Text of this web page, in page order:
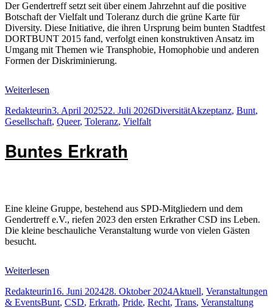
Der Gendertreff setzt seit über einem Jahrzehnt auf die positive
Botschaft der Vielfalt und Toleranz durch die grüne Karte für
Diversity. Diese Initiative, die ihren Ursprung beim bunten Stadtfest
DORTBUNT 2015 fand, verfolgt einen konstruktiven Ansatz im
Umgang mit Themen wie Transphobie, Homophobie und anderen
Formen der Diskriminierung.
Weiterlesen
Autor
RedakteurinVeröffentlicht
am
3. April 202522. Juli 2026Kategorien
DiversitätSchlagwörter
Akzeptanz, Bunt,
Gesellschaft, Queer, Toleranz, Vielfalt
Buntes Erkrath
Eine kleine Gruppe, bestehend aus SPD-Mitgliedern und dem
Gendertreff e.V., riefen 2023 den ersten Erkrather CSD ins Leben.
Die kleine beschauliche Veranstaltung wurde von vielen Gästen
besucht.
Weiterlesen
Autor
RedakteurinVeröffentlicht
am
16. Juni 202428. Oktober 2024Kategorien
Aktuell, Veranstaltungen
& EventsSchlagwörter
Bunt, CSD, Erkrath, Pride, Recht, Trans, Veranstaltung